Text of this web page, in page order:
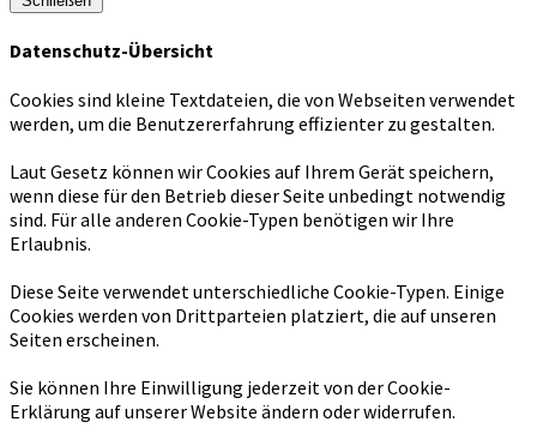
Datenschutz-Übersicht
Cookies sind kleine Textdateien, die von Webseiten verwendet
werden, um die Benutzererfahrung effizienter zu gestalten.
Laut Gesetz können wir Cookies auf Ihrem Gerät speichern,
wenn diese für den Betrieb dieser Seite unbedingt notwendig
sind. Für alle anderen Cookie-Typen benötigen wir Ihre
Erlaubnis.
Diese Seite verwendet unterschiedliche Cookie-Typen. Einige
Cookies werden von Drittparteien platziert, die auf unseren
Seiten erscheinen.
Sie können Ihre Einwilligung jederzeit von der Cookie-
Erklärung auf unserer Website ändern oder widerrufen.